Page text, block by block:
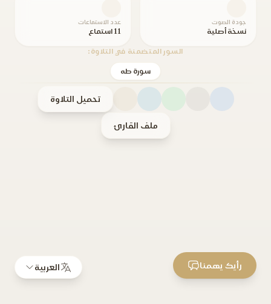
جودة الصوت
نسخة أصلية
عدد الاستماعات
11 استماع
السور المتضمنة في التلاوة:
سورة طه
تحميل التلاوة
ملف القارئ
العربية رأيك يهمنا